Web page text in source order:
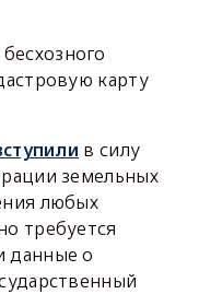
карту
в силу
земельных
любых
требуется
данные о